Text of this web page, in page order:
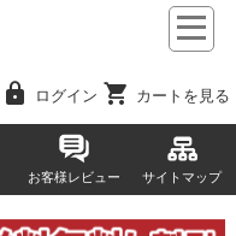
lock ログイン shopping_cart カートを見る
お客様レビュー サイトマップ